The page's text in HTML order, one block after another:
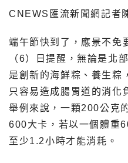
CNEWS匯流新聞網記者
端午節快到了，應景不免
（6）日提醒，無論是北
是創新的海鮮粽、養生粽
只容易造成腸胃道的消化
舉例來說，一顆200公克
600大卡，若以一個體重
至少1.2小時才能消耗。